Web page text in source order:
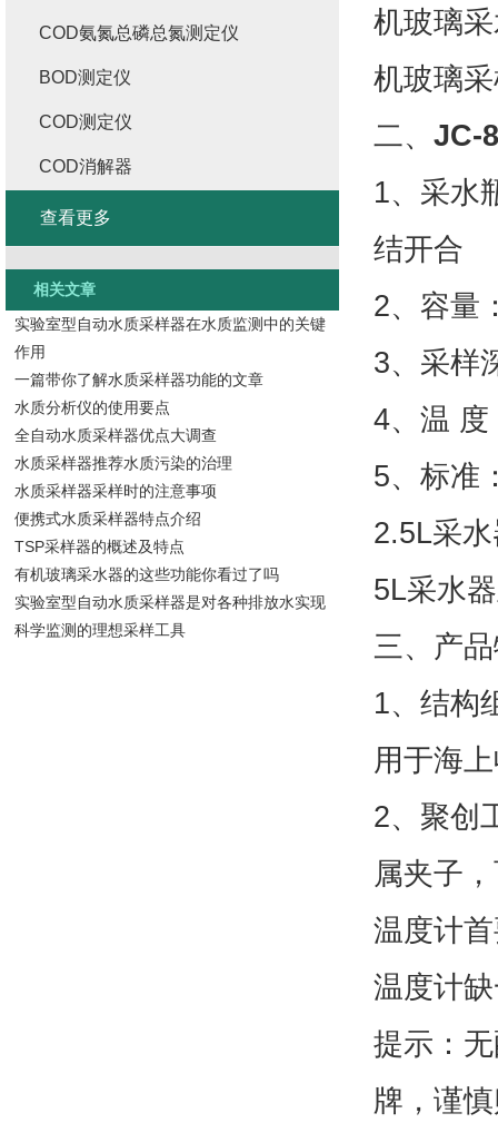
机玻璃
机玻璃
二、 JC-
1、采水
结开合
2、容量
3、采样
4、温
5、标准
2.5L采
5L采水
三、产
1、结构
用于海
2、聚创
属夹子
温度计
温度计
提示：
牌，谨
COD氨氮总磷总氮测定仪
BOD测定仪
COD测定仪
COD消解器
查看更多
相关文章
实验室型自动水质采样器在水质监测中的关键
作用
一篇带你了解水质采样器功能的文章
水质分析仪的使用要点
全自动水质采样器优点大调查
水质采样器推荐水质污染的治理
水质采样器采样时的注意事项
便携式水质采样器特点介绍
TSP采样器的概述及特点
有机玻璃采水器的这些功能你看过了吗
实验室型自动水质采样器是对各种排放水实现
科学监测的理想采样工具